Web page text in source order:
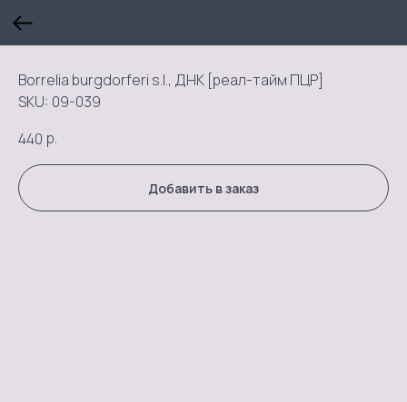
Borrelia burgdorferi s.l., ДНК [реал-тайм ПЦР]
SKU: 09-039
440 р.
Добавить в заказ